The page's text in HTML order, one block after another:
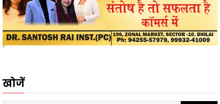
"
खोजें